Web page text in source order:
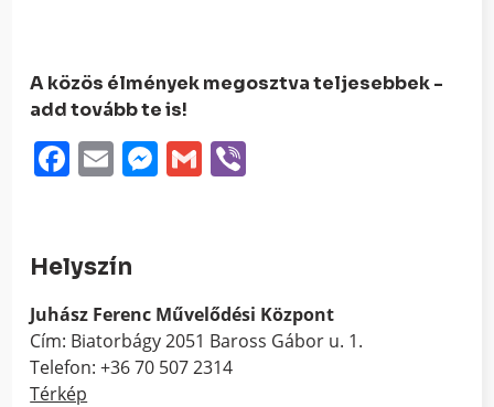
A közös élmények megosztva teljesebbek -
add tovább te is!
Facebook
EmailMessenger
Gmail
Helyszín
Juhász Ferenc Művelődési Központ
Cím: Biatorbágy 2051 Baross Gábor u. 1.
Telefon: +36 70 507 2314
Térkép